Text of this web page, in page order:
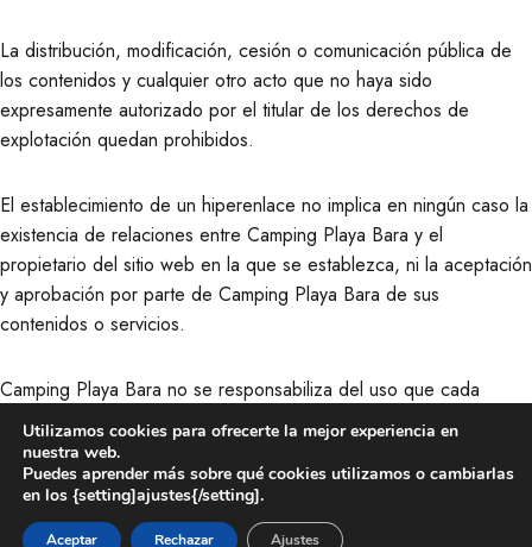
La distribución, modificación, cesión o comunicación pública de
los contenidos y cualquier otro acto que no haya sido
expresamente autorizado por el titular de los derechos de
explotación quedan prohibidos.
El establecimiento de un hiperenlace no implica en ningún caso la
existencia de relaciones entre Camping Playa Bara y el
propietario del sitio web en la que se establezca, ni la aceptación
y aprobación por parte de Camping Playa Bara de sus
contenidos o servicios.
Camping Playa Bara no se responsabiliza del uso que cada
usuario les dé a los materiales puestos a disposición en este sitio
web ni de las actuaciones que realice en base a los mismos.
EXCLUSIÓN DE RESPOSABILIDAD EN EL ACCESO Y LA
Reservar
Utilizamos cookies para ofrecerte la mejor experiencia en
nuestra web.
Puedes aprender más sobre qué cookies utilizamos o cambiarlas
en los {setting]ajustes{/setting].
Aceptar Rechazar Ajustes